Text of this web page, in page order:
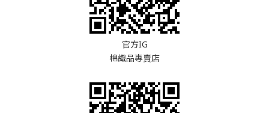
官方IG
棉織品專賣店